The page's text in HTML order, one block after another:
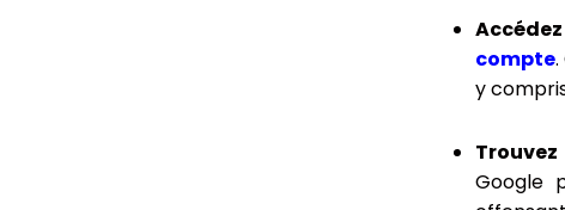
compte
y
Google